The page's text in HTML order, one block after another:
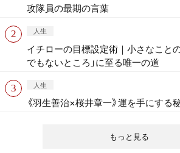
もっと見る
攻隊員の最期の言葉
人生
イチローの目標設定術｜小さなこと
でもないところ」に至る唯一の道
人生
《羽生善治×桜井章一》運を手にする